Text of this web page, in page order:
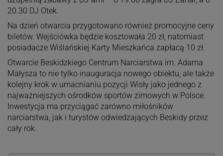
20.30 DJ Otek.
Na dzień otwarcia przygotowano również promocyjne ceny
biletów. Wejściówka będzie kosztowała 20 zł, natomiast
posiadacze Wiślańskiej Karty Mieszkańca zapłacą 10 zł.
Otwarcie Beskidzkiego Centrum Narciarstwa im. Adama
Małysza to nie tylko inauguracja nowego obiektu, ale także
kolejny krok w umacnianiu pozycji Wisły jako jednego z
najważniejszych ośrodków sportów zimowych w Polsce.
Inwestycja ma przyciągać zarówno miłośników
narciarstwa, jak i turystów odwiedzających Beskidy przez
cały rok.